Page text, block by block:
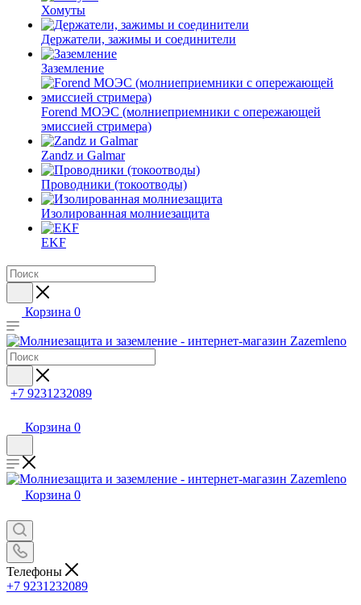
Хомуты
Держатели, зажимы и соединители
Заземление
Forend МОЭС (молниеприемники с опережающей
эмиссией стримера)
Zandz и Galmar
Проводники (токоотводы)
Изолированная молниезащита
EKF
Корзина 0
+7 9231232089
Корзина 0
Корзина 0
Телефоны
+7 9231232089